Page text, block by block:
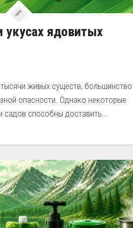
укусах ядовитых
живых существ, большинство
опасности. Однако некоторые
способны доставить...